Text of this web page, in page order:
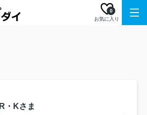
お気に入り
0
R・Kさま